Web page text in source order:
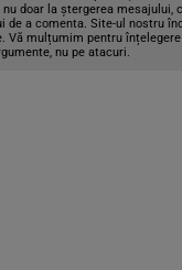
doar la ștergerea mesajului,
de a comenta. Site-ul nostru
Vă mulțumim pentru
nu pe atacuri.